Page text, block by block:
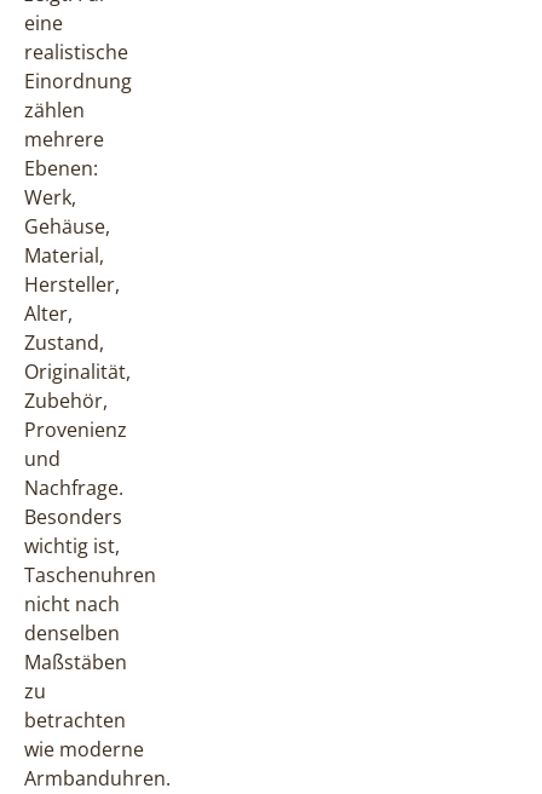
eine
realistische
Einordnung
zählen
mehrere
Ebenen:
Werk,
Gehäuse,
Material,
Hersteller,
Alter,
Zustand,
Originalität,
Zubehör,
Provenienz
und
Nachfrage.
Besonders
wichtig ist,
Taschenuhren
nicht nach
denselben
Maßstäben
zu
betrachten
wie moderne
Armbanduhren.